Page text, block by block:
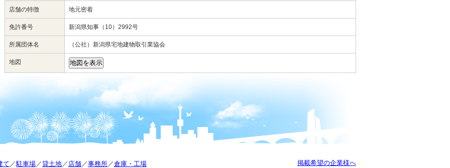
店舗の特徴 地元密着
免許番号 新潟県知事（10）2992号
所属団体名 （公社）新潟県宅地建物取引業協会
地図 地図を表示
て ／駐車場／貸土地／ 店舗／事務所／倉庫・工場
掲載希望の企業様へ